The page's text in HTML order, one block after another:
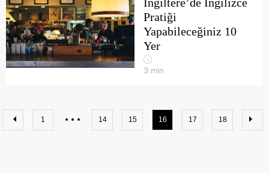
Pratiği
Yapabileceğiniz 10
Yer
3 min
1 14 15 16 17 18